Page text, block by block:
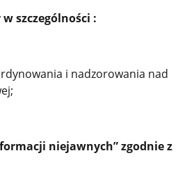
szczególności :
i nadzorowania nad
niejawnych” zgodnie z